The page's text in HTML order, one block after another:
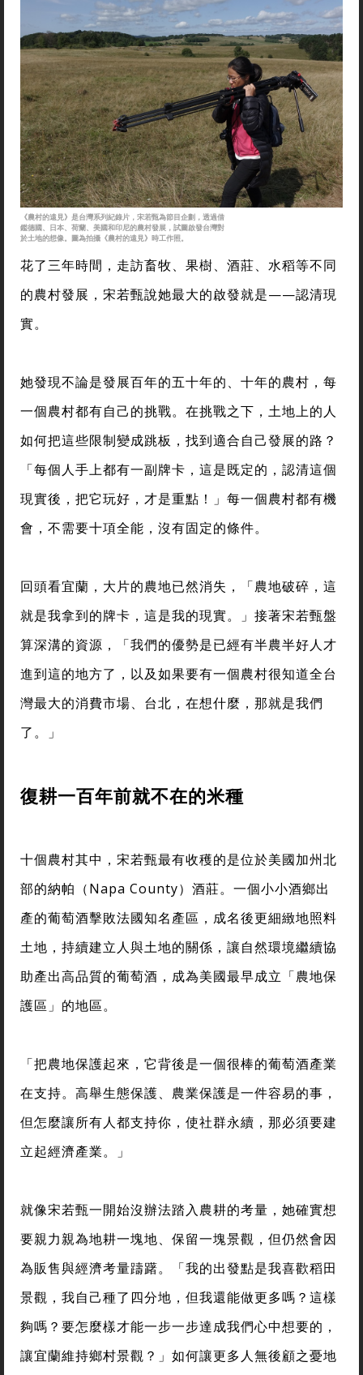
《農村的遠見》是台灣系列紀錄片，宋若甄為節目企劃，透過借
鑑德國、日本、荷蘭、美國和印尼的農村發展，試圖啟發台灣對
於土地的想像。圖為拍攝《農村的遠見》時工作照。
花了三年時間，走訪畜牧、果樹、酒莊、水稻等不同
的農村發展，宋若甄說她最大的啟發就是——認清現
實。
她發現不論是發展百年的五十年的、十年的農村，每
一個農村都有自己的挑戰。在挑戰之下，土地上的人
如何把這些限制變成跳板，找到適合自己發展的路？
「每個人手上都有一副牌卡，這是既定的，認清這個
現實後，把它玩好，才是重點！」每一個農村都有機
會，不需要十項全能，沒有固定的條件。
回頭看宜蘭，大片的農地已然消失，「農地破碎，這
就是我拿到的牌卡，這是我的現實。」接著宋若甄盤
算深溝的資源，「我們的優勢是已經有半農半好人才
進到這的地方了，以及如果要有一個農村很知道全台
灣最大的消費市場、台北，在想什麼，那就是我們
了。」
復耕一百年前就不在的米種
十個農村其中，宋若甄最有收穫的是位於美國加州北
部的納帕（Napa County）酒莊。一個小小酒鄉出
產的葡萄酒擊敗法國知名產區，成名後更細緻地照料
土地，持續建立人與土地的關係，讓自然環境繼續協
助產出高品質的葡萄酒，成為美國最早成立「農地保
護區」的地區。
「把農地保護起來，它背後是一個很棒的葡萄酒產業
在支持。高舉生態保護、農業保護是一件容易的事，
但怎麼讓所有人都支持你，使社群永續，那必須要建
立起經濟產業。」
就像宋若甄一開始沒辦法踏入農耕的考量，她確實想
要親力親為地耕一塊地、保留一塊景觀，但仍然會因
為販售與經濟考量躊躇。「我的出發點是我喜歡稻田
景觀，我自己種了四分地，但我還能做更多嗎？這樣
夠嗎？要怎麼樣才能一步一步達成我們心中想要的，
讓宜蘭維持鄉村景觀？」如何讓更多人無後顧之憂地